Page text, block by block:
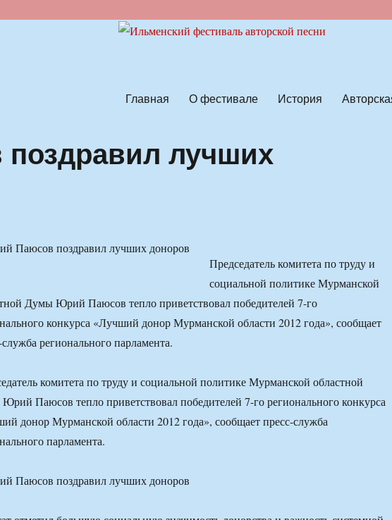
Главная О фестивале История
лучших
Председатель комитета по труду и
социальной политике Мурманской
Думы Юрий Паюсов тепло приветствовал победителей 7-го
конкурса «Лучший донор Мурманской области 2012 года», сообщает
регионального парламента.
комитета по труду и социальной политике Мурманской областной
Паюсов тепло приветствовал победителей 7-го регионального конкурса
донор Мурманской области 2012 года», сообщает пресс-служба
парламента.